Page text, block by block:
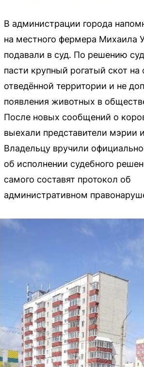
В администрации города
на местного фермера Михаила
подавали в суд. По решению
пасти крупный рогатый скот на
отведённой территории и не
появления животных в
После новых сообщений о
выехали представители мэрии
Владельцу вручили
об исполнении судебного
самого составят протокол об
административном